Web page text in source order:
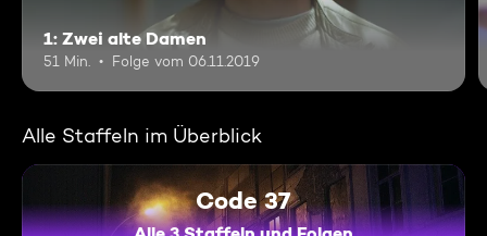
1: Zwei alte Damen
51 Min. Folge vom 06.11.2019
Alle Staffeln im Überblick
Code 37